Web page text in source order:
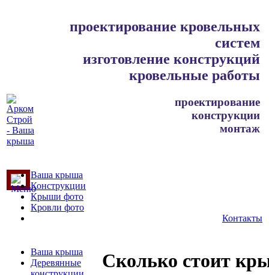
проектирование кровельных
систем
изготовление конструкций
кровельные работы
проектирование
конструкции
монтаж
Ваша крыша
Конструкции
Крыши фото
Кровли фото
Контакты
Ваша крыша
Деревянные
Сколько стоит